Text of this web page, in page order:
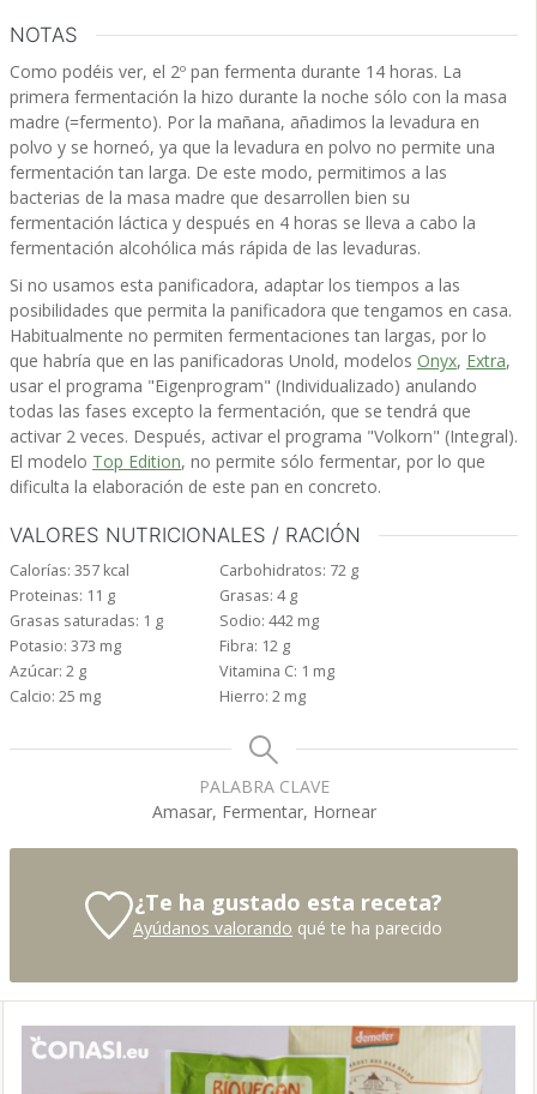
NOTAS
Como podéis ver, el 2º pan fermenta durante 14 horas. La
primera fermentación la hizo durante la noche sólo con la masa
madre (=fermento). Por la mañana, añadimos la levadura en
polvo y se horneó, ya que la levadura en polvo no permite una
fermentación tan larga. De este modo, permitimos a las
bacterias de la masa madre que desarrollen bien su
fermentación láctica y después en 4 horas se lleva a cabo la
fermentación alcohólica más rápida de las levaduras.
Si no usamos esta panificadora, adaptar los tiempos a las
posibilidades que permita la panificadora que tengamos en casa.
Habitualmente no permiten fermentaciones tan largas, por lo
que habría que en las panificadoras Unold, modelos Onyx, Extra,
usar el programa "Eigenprogram" (Individualizado) anulando
todas las fases excepto la fermentación, que se tendrá que
activar 2 veces. Después, activar el programa "Volkorn" (Integral).
El modelo Top Edition, no permite sólo fermentar, por lo que
dificulta la elaboración de este pan en concreto.
VALORES NUTRICIONALES / RACIÓN
Calorías: 357 kcal Carbohidratos: 72 g
Proteinas: 11 g Grasas: 4 g
Grasas saturadas: 1 g Sodio: 442 mg
Potasio: 373 mg Fibra: 12 g
Azúcar: 2 g Vitamina C: 1 mg
Calcio: 25 mg Hierro: 2 mg
PALABRA CLAVE
Amasar, Fermentar, Hornear
¿Te ha gustado esta receta?
Ayúdanos valorando qué te ha parecido